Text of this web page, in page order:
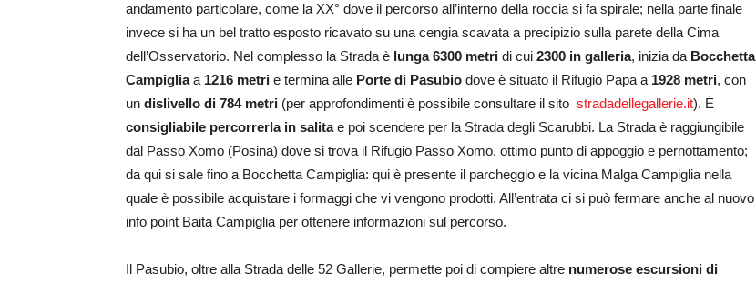
andamento particolare, come la XX° dove il percorso all’interno della roccia si fa spirale; nella parte finale
invece si ha un bel tratto esposto ricavato su una cengia scavata a precipizio sulla parete della Cima
dell’Osservatorio. Nel complesso la Strada è lunga 6300 metri di cui 2300 in galleria, inizia da Bocchetta
Campigliaa 1216 metri e termina alle Porte di Pasubio dove è situato il Rifugio Papa a 1928 metri, con
un dislivello di 784 metri (per approfondimenti è possibile consultare il sito stradadellegallerie.it). È
consigliabile percorrerla in salitae poi scendere per la Strada degli Scarubbi. La Strada è raggiungibile
dal Passo Xomo (Posina) dove si trova il Rifugio Passo Xomo, ottimo punto di appoggio e pernottamento;
da qui si sale fino a Bocchetta Campiglia: qui è presente il parcheggio e la vicina Malga Campiglia nella
quale è possibile acquistare i formaggi che vi vengono prodotti. All’entrata ci si può fermare anche al nuovo
info point Baita Campiglia per ottenere informazioni sul percorso.
Il Pasubio, oltre alla Strada delle 52 Gallerie, permette poi di compiere altre numerose escursioni di